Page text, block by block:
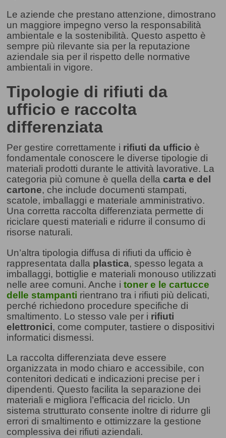
Le aziende che prestano attenzione, dimostrano
un maggiore impegno verso la responsabilità
ambientale e la sostenibilità. Questo aspetto è
sempre più rilevante sia per la reputazione
aziendale sia per il rispetto delle normative
ambientali in vigore.
Tipologie di rifiuti da
ufficio e raccolta
differenziata
Per gestire correttamente i rifiuti da ufficio è
fondamentale conoscere le diverse tipologie di
materiali prodotti durante le attività lavorative. La
categoria più comune è quella dellacarta e del
cartone, che include documenti stampati,
scatole, imballaggi e materiale amministrativo.
Una corretta raccolta differenziata permette di
riciclare questi materiali e ridurre il consumo di
risorse naturali.
Un’altra tipologia diffusa di rifiuti da ufficio è
rappresentata dalla plastica, spesso legata a
imballaggi, bottiglie e materiali monouso utilizzati
nelle aree comuni. Anche itoner e le cartucce
delle stampanti rientrano tra i rifiuti più delicati,
perché richiedono procedure specifiche di
smaltimento. Lo stesso vale per i rifiuti
elettronici, come computer, tastiere o dispositivi
informatici dismessi.
La raccolta differenziata deve essere
organizzata in modo chiaro e accessibile, con
contenitori dedicati e indicazioni precise per i
dipendenti. Questo facilita la separazione dei
materiali e migliora l’efficacia del riciclo. Un
sistema strutturato consente inoltre di ridurre gli
errori di smaltimento e ottimizzare la gestione
complessiva dei rifiuti aziendali.